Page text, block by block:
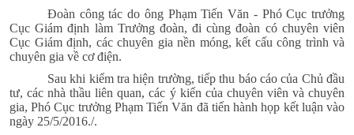
Đoàn công tác do ông Phạm Tiến Văn - Phó Cục trưởng
Cục Giám định làm Trưởng đoàn, đi cùng đoàn có chuyên viên
Cục Giám định, các chuyên gia nền móng, kết cấu công trình và
chuyên gia về cơ điện.
Sau khi kiểm tra hiện trường, tiếp thu báo cáo của Chủ đầu
tư, các nhà thầu liên quan, các ý kiến của chuyên viên và chuyên
gia, Phó Cục trưởng Phạm Tiến Văn đã tiến hành họp kết luận vào
ngày 25/5/2016./.